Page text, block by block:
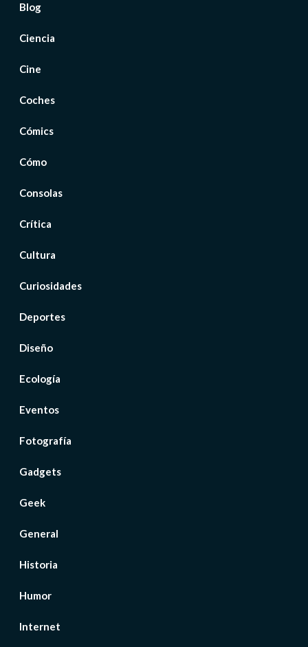
Blog
Ciencia
Cine
Coches
Cómics
Cómo
Consolas
Crítica
Cultura
Curiosidades
Deportes
Diseño
Ecología
Eventos
Fotografía
Gadgets
Geek
General
Historia
Humor
Internet